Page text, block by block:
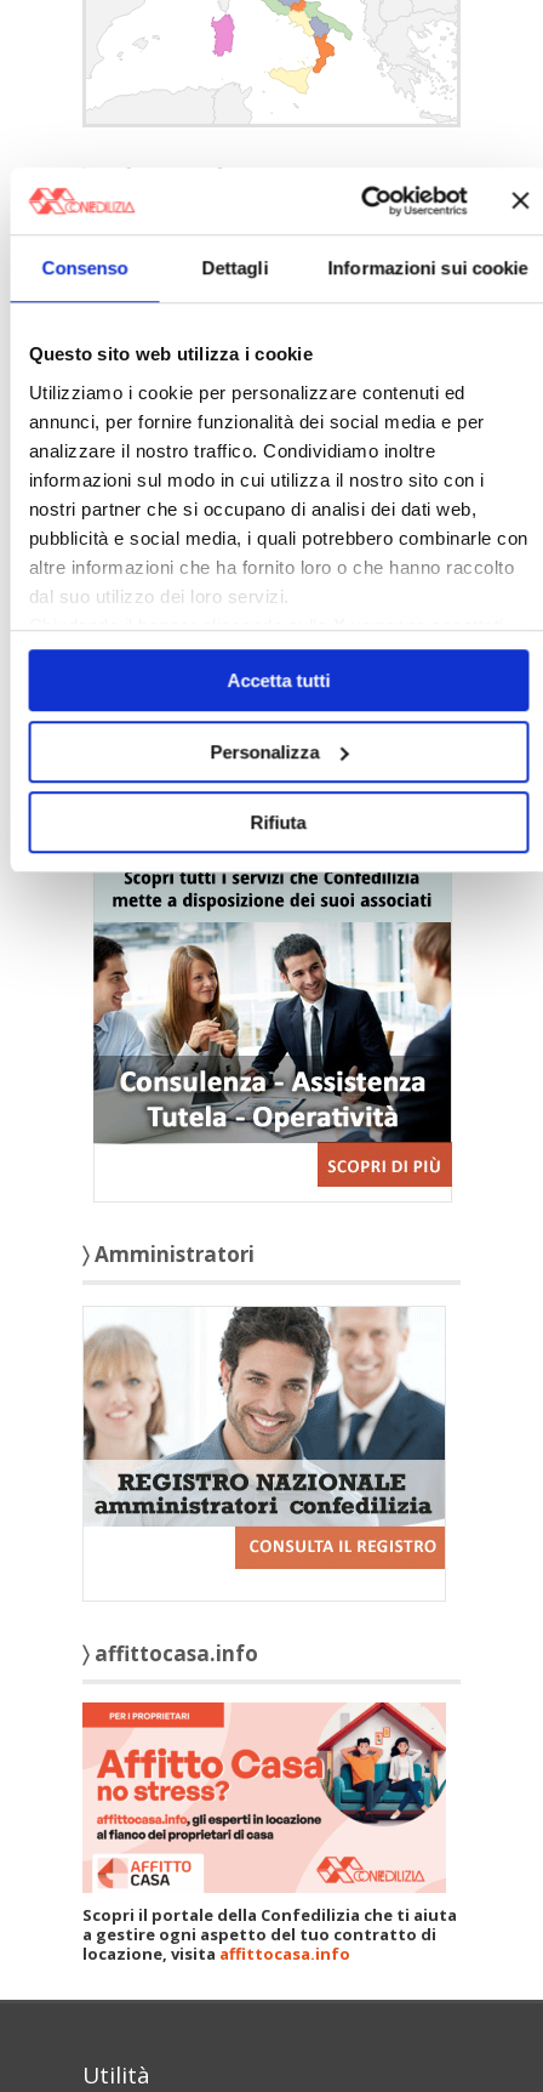
Consenso Dettagli Informazioni sui cookie
Questo sito web utilizza i cookie
Utilizziamo i cookie per personalizzare contenuti ed
annunci, per fornire funzionalità dei social media e per
analizzare il nostro traffico. Condividiamo inoltre
informazioni sul modo in cui utilizza il nostro sito con i
nostri partner che si occupano di analisi dei dati web,
pubblicità e social media, i quali potrebbero combinarle con
altre informazioni che ha fornito loro o che hanno raccolto
dal suo utilizzo dei loro servizi.
Chiudendo il banner cliccando sullaXverranno accettati
solo i cookie necessari.
Accetta tutti
Personalizza
Rifiuta
〉 Sede centrale
〉 Coordinamenti
〉Servizi Confedilizia
〉 Amministratori
〉 affittocasa.info
Scopri il portale della Confedilizia che ti aiuta
a gestire ogni aspetto del tuo contratto di
locazione, visita affittocasa.info
Utilità